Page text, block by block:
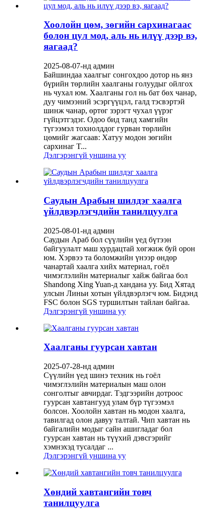
Хоолойн цөм, зөгийн сархинагаас
болон цул мод, аль нь илүү дээр вэ,
яагаад?
2025-08-07-нд админ
Байшиндаа хаалгыг сонгохдоо дотор нь янз
бүрийн төрлийн хаалганы голуудыг ойлгох
нь чухал юм. Хаалганы гол нь бат бөх чанар,
дуу чимээний эсэргүүцэл, галд тэсвэртэй
шинж чанар, өртөг зэрэгт чухал үүрэг
гүйцэтгэдэг. Одоо бид танд хамгийн
түгээмэл тохиолддог гурван төрлийн
цөмийг жагсаав: Хатуу модон зөгийн
сархинаг T...
Дэлгэрэнгүй уншина уу
Саудын Арабын шилдэг хаалга
үйлдвэрлэгчдийн танилцуулга
2025-08-01-нд админ
Саудын Араб бол сүүлийн үед бүтээн
байгуулалт маш хурдацтай хөгжиж буй орон
юм. Хэрвээ та боломжийн үнээр өндөр
чанартай хаалга хийх материал, гоёл
чимэглэлийн материалыг хайж байгаа бол
Shandong Xing Yuan-д хандана уу. Бид Хятад
улсын Линьи хотын үйлдвэрлэгч юм. Бидэнд
FSC болон SGS туршилтын тайлан байгаа.
Дэлгэрэнгүй уншина уу
Хаалганы гуурсан хавтан
2025-07-28-нд админ
Сүүлийн үед шинэ техник нь гоёл
чимэглэлийн материалын маш олон
сонголтыг авчирдаг. Тэдгээрийн дотроос
гуурсан хавтангууд улам бүр түгээмэл
болсон. Хоолойн хавтан нь модон хаалга,
тавилгад олон давуу талтай. Чип хавтан нь
байгалийн модыг сайн ашигладаг бол
гуурсан хавтан нь түүхий дэвсгэрийг
хэмнэхэд тусалдаг ...
Дэлгэрэнгүй уншина уу
Хөндий хавтангийн товч
танилцуулга